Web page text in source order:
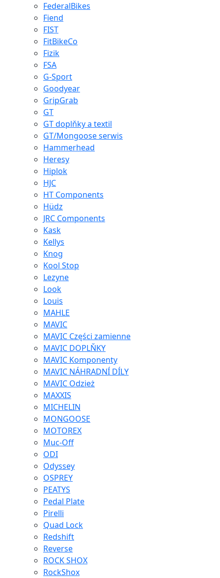
FederalBikes
Fiend
FIST
FitBikeCo
Fizik
FSA
G-Sport
Goodyear
GripGrab
GT
GT doplňky a textil
GT/Mongoose serwis
Hammerhead
Heresy
Hiplok
HJC
HT Components
Hüdz
JRC Components
Kask
Kellys
Knog
Kool Stop
Lezyne
Look
Louis
MAHLE
MAVIC
MAVIC Części zamienne
MAVIC DOPLŇKY
MAVIC Komponenty
MAVIC NÁHRADNÍ DÍLY
MAVIC Odzież
MAXXIS
MICHELIN
MONGOOSE
MOTOREX
Muc-Off
ODI
Odyssey
OSPREY
PEATYS
Pedal Plate
Pirelli
Quad Lock
Redshift
Reverse
ROCK SHOX
RockShox